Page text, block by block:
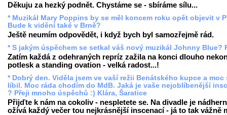
Děkuju za hezký podnět. Chystáme se - sbíráme sílu...
* Muzikál Mary Poppins by se měl koncem roku opět objevit v
Bude k vidění také v Brně?
Ještě neumím odpovědět, i když bych byl samozřejmě rád.
* S jakým úspěchem se setkal váš nový muzikál Johnny Blue?
Zatím každá z odehraných repríz zažila na konci dlouho
potlesk a standing ovation - velká radost...!
* Dobrý den. Viděla jsem ve vaší režii Benátského kupce a moc
líbil. Moc ráda chodím do MdB. Jaká je vaše nejoblíbenější
? Přeji mnoho úspěchů :) Klára, Šaratice
Přijďte k nám na cokoliv - nespletete se. Na divadle je
ožívá každý večer tou nejkrásnější inscenací - já to tak vážně